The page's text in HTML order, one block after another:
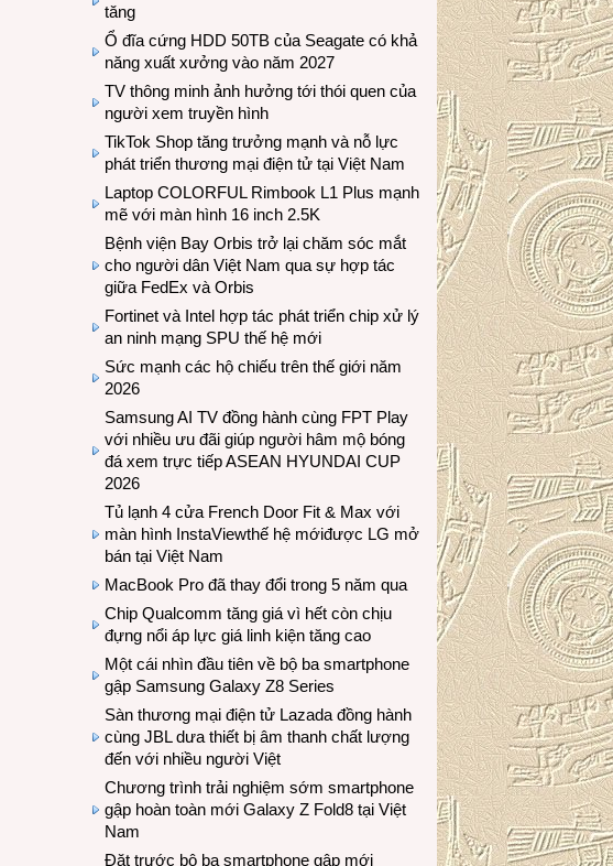
tăng
Ổ đĩa cứng HDD 50TB của Seagate có khả
năng xuất xưởng vào năm 2027
TV thông minh ảnh hưởng tới thói quen của
người xem truyền hình
TikTok Shop tăng trưởng mạnh và nỗ lực
phát triển thương mại điện tử tại Việt Nam
Laptop COLORFUL Rimbook L1 Plus mạnh
mẽ với màn hình 16 inch 2.5K
Bệnh viện Bay Orbis trở lại chăm sóc mắt
cho người dân Việt Nam qua sự hợp tác
giữa FedEx và Orbis
Fortinet và Intel hợp tác phát triển chip xử lý
an ninh mạng SPU thế hệ mới
Sức mạnh các hộ chiếu trên thế giới năm
2026
Samsung AI TV đồng hành cùng FPT Play
với nhiều ưu đãi giúp người hâm mộ bóng
đá xem trực tiếp ASEAN HYUNDAI CUP
2026
Tủ lạnh 4 cửa French Door Fit & Max với
màn hình InstaViewthế hệ mớiđược LG mở
bán tại Việt Nam
MacBook Pro đã thay đổi trong 5 năm qua
Chip Qualcomm tăng giá vì hết còn chịu
đựng nổi áp lực giá linh kiện tăng cao
Một cái nhìn đầu tiên về bộ ba smartphone
gập Samsung Galaxy Z8 Series
Sàn thương mại điện tử Lazada đồng hành
cùng JBL dưa thiết bị âm thanh chất lượng
đến với nhiều người Việt
Chương trình trải nghiệm sớm smartphone
gập hoàn toàn mới Galaxy Z Fold8 tại Việt
Nam
Đặt trước bộ ba smartphone gập mới